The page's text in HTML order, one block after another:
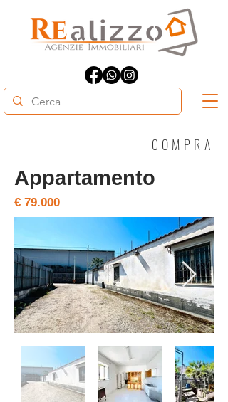
COMPRA
Appartamento
€ 79.000